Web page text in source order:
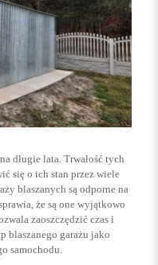
długie lata. Trwałość tych
się o ich stan przez wiele
blaszanych są odporne na
że są one wyjątkowo
zaoszczędzić czas i
blaszanego garażu jako
samochodu.